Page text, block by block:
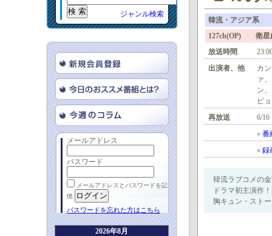
ジャンル検索
メールアドレス
パスワード
メールアドレスとパスワードを記
憶
パスワードを忘れた方はこちら
2026年8月
韓流・アジア系
127ch(OP) 衛星
放送時間
出演者、他
カ
ァ
ン
ピ
再放送
6/
» 番
» 録
韓流ラブコメの
ドラマ初主演作
胸キュン・スト